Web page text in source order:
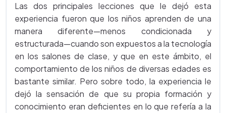
Las dos principales lecciones que le dejó esta
experiencia fueron que los niños aprenden de una
manera diferente—menos condicionada y
estructurada—cuando son expuestos a la tecnología
en los salones de clase, y que en este ámbito, el
comportamiento de los niños de diversas edades es
bastante similar. Pero sobre todo, la experiencia le
dejó la sensación de que su propia formación y
conocimiento eran deficientes en lo que refería a la